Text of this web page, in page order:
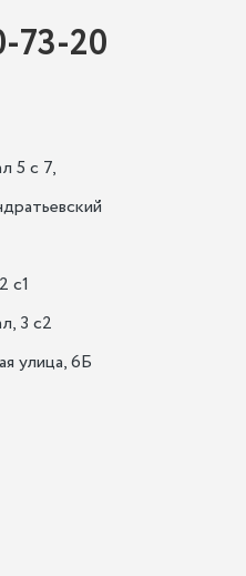
73-20
5 с 7,
с1
3 с2
улица, 6Б